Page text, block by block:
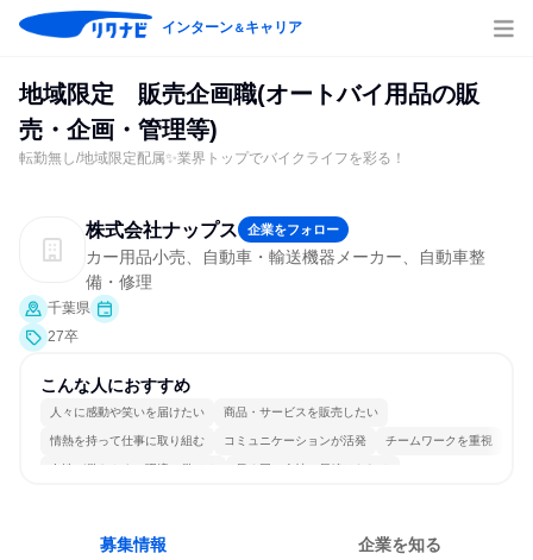
インターン＆キャリア
地域限定 販売企画職(オートバイ用品の販
売・企画・管理等)
転勤無し/地域限定配属✨業界トップでバイクライフを彩る！
株式会社ナップス 企業をフォロー
カー用品小売、自動車・輸送機器メーカー、自動車整
備・修理
千葉県
27卒
こんな人におすすめ
人々に感動や笑いを届けたい 商品・サービスを販売したい
情熱を持って仕事に取り組む コミュニケーションが活発 チームワークを重視
女性が働きやすい環境で働ける 長く同じ会社に居続けられる
募集情報 企業を知る